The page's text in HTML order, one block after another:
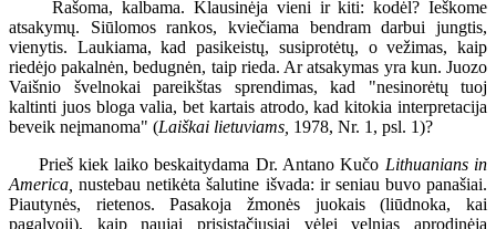
Rašoma, kalbama. Klausinėja vieni ir kiti: kodėl? Ieškome
atsakymų. Siūlomos rankos, kviečiama bendram darbui jungtis,
vienytis. Laukiama, kad pasikeistų, susiprotėtų, o vežimas, kaip
riedėjo pakalnėn, bedugnėn, taip rieda. Ar atsakymas yra kun. Juozo
Vaišnio švelnokai pareikštas sprendimas, kad "nesinorėtų tuoj
kaltinti juos bloga valia, bet kartais atrodo, kad kitokia interpretacija
beveik neįmanoma" (Laiškai lietuviams, 1978, Nr. 1, psl. 1)?
Prieš kiek laiko beskaitydama Dr. Antano Kučo Lithuanians in
America, nustebau netikėta šalutine išvada: ir seniau buvo panašiai.
Piautynės, rietenos. Pasakoja žmonės juokais (liūdnoka, kai
pagalvoji), kaip naujai prisistačiusiai vėlei velnias aprodinėja